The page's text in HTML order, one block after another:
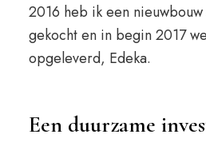
2016 heb ik een
gekocht en in begin 2017
opgeleverd, Edeka.
Een duurzame